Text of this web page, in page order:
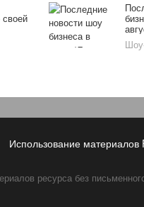
Использование материалов
ресурса без